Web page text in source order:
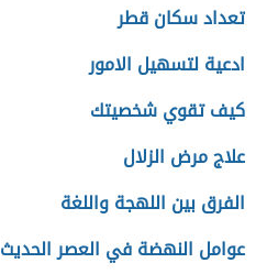
تعداد سكان قطر
ادعية لتسهيل الامور
كيف تقوي شخصيتك
علاج مرض الزلال
الفرق بين اللهجة واللغة
عوامل النهضة في العصر الحديث